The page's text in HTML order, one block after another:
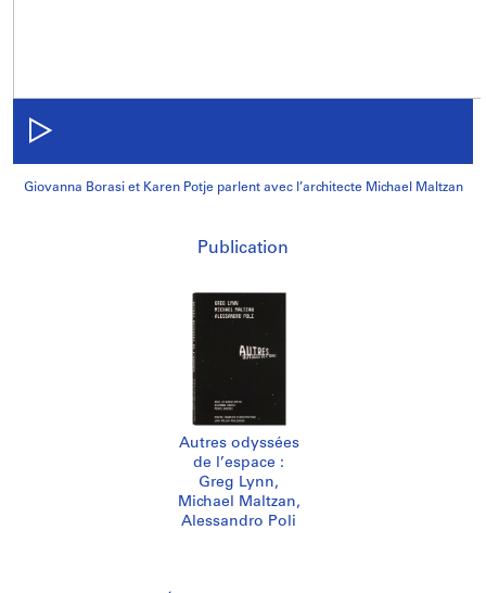
Giovanna Borasi et Karen Potje parlent avec l’architecte Michael Maltzan
Publication
Autres odyssées
de l’espace :
Greg Lynn,
Michael Maltzan,
Alessandro Poli